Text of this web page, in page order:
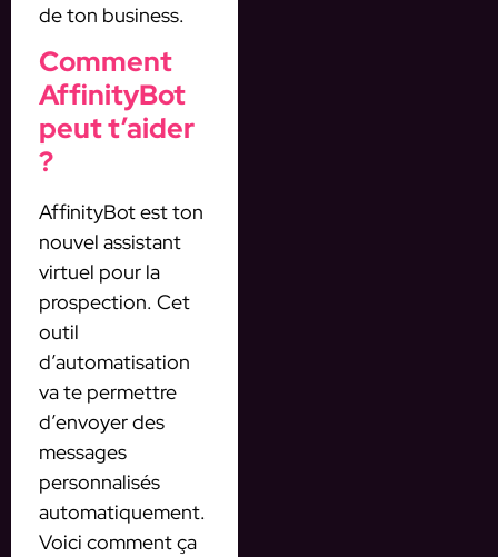
de ton business.
Comment
AffinityBot
peut t’aider
?
AffinityBot est ton
nouvel assistant
virtuel pour la
prospection. Cet
outil
d’automatisation
va te permettre
d’envoyer des
messages
personnalisés
automatiquement.
Voici comment ça